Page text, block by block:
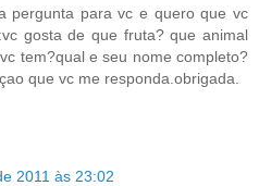
pergunta para vc e quero que vc
gosta de que fruta? que animal
tem?qual e seu nome completo?
que vc me responda.obrigada.
2011 às 23:02